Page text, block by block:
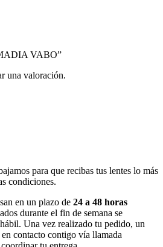
VABO”
una valoración.
para que recibas tus lentes lo más
condiciones.
en un plazo de 24 a 48 horas
durante el fin de semana se
Una vez realizado tu pedido, un
contacto contigo vía llamada